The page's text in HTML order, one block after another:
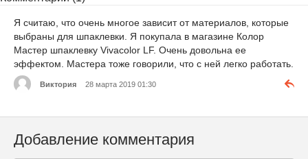
Я считаю, что очень многое зависит от материалов, которые
выбраны для шпаклевки. Я покупала в магазине Колор
Мастер шпаклевку Vivacolor LF. Очень довольна ее
эффектом. Мастера тоже говорили, что с ней легко работать.
Виктория 28 марта 2019 01:30
Добавление комментария